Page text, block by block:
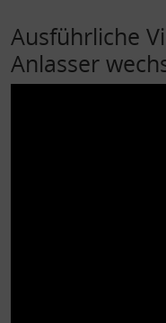
Ausführliche
Anlasser